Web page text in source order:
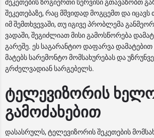
შეკეთების ზოგიერთი სერვისი გთავაზობთ
შეკეთებაზე, რაც მშვიდად მოგცემთ და იცავს
იმ შემთხვევაში, თუ იგივე პრობლემა
ვადაში, შეგიძლიათ მისი გამოსწორება
გარეშე. ეს საგარანტიო დაფარვა
მატებს სარემონტო მომსახურებას და
გრძელვადიან სარგებელს.
ტელევიზორის
გამოძახებით
დასასრულს, ტელევიზორის შეკეთების